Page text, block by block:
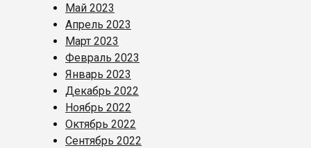
Май 2023
Апрель 2023
Март 2023
Февраль 2023
Январь 2023
Декабрь 2022
Ноябрь 2022
Октябрь 2022
Сентябрь 2022